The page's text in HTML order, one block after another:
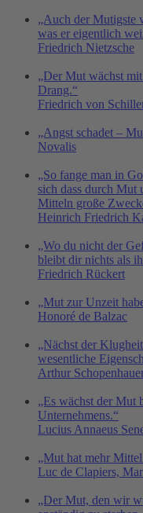
„Auch der Mutigste
was er eigentlich
Friedrich Nietzsche
„Der Mut wächst
Drang.“
Friedrich von
„Angst schadet –
Novalis
„So fange man in
sich dass durch Mut
Mitteln große
Heinrich Friedrich
„Wo du nicht der
bleibt dir nichts als
Friedrich Rückert
„Mut zur Unzeit
Honoré de Balzac
„Nächst der
wesentliche
Arthur
„Es wächst der Mut
Unternehmens.“
Lucius Annaeus
„Mut hat mehr
Luc de Clapiers,
„Der Mut, den wir